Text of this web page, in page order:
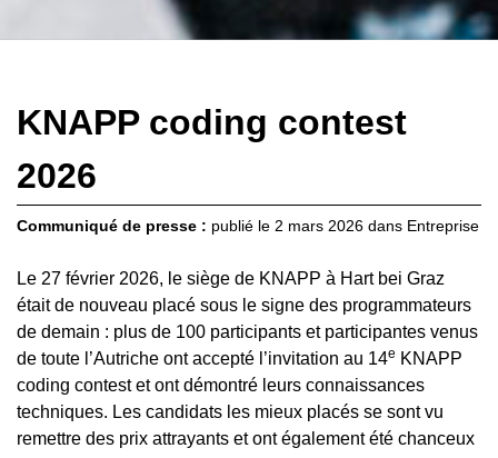
KNAPP coding contest
2026
Communiqué de presse : publié le 2 mars 2026 dans Entreprise
Le 27 février 2026, le siège de KNAPP à Hart bei Graz
était de nouveau placé sous le signe des programmateurs
de demain : plus de 100 participants et participantes venus
de toute l’Autriche ont accepté l’invitation au 14e KNAPP
coding contest et ont démontré leurs connaissances
techniques. Les candidats les mieux placés se sont vu
remettre des prix attrayants et ont également été chanceux